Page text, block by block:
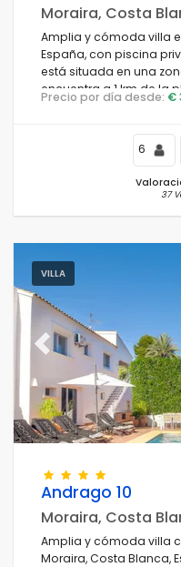
Moraira, Costa
Amplia y cómoda villa
España, con piscina
está situada en una
encuentra a 1 km de la
Precio por día desde: €
6
37
VILLA
Previous
Andrago 10
Moraira, Costa
Amplia y cómoda villa
Moraira, Costa Blanca,